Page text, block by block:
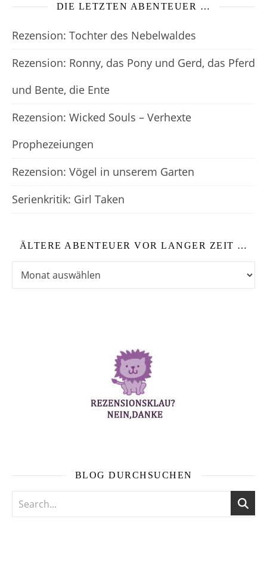
DIE LETZTEN ABENTEUER …
Rezension: Tochter des Nebelwaldes
Rezension: Ronny, das Pony und Gerd, das Pferd
und Bente, die Ente
Rezension: Wicked Souls – Verhexte
Prophezeiungen
Rezension: Vögel in unserem Garten
Serienkritik: Girl Taken
ÄLTERE ABENTEUER VOR LANGER ZEIT …
BLOG DURCHSUCHEN